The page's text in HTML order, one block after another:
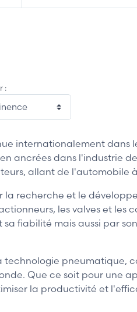
:
internationalement
ancrées dans l'industrie
allant de l'automobile
recherche et le
les valves et les
sa fiabilité mais aussi par
technologie
Que ce soit pour une
la productivité et